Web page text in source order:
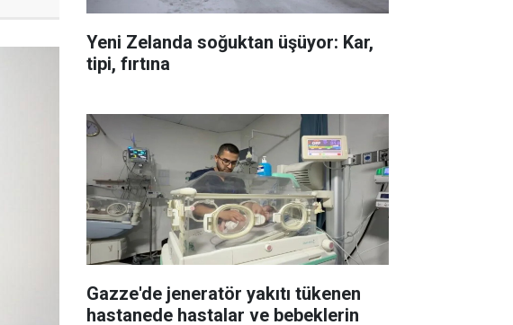
Yeni Zelanda soğuktan üşüyor: Kar,
tipi, fırtına
Gazze'de jeneratör yakıtı tükenen
hastanede hastalar ve bebeklerin